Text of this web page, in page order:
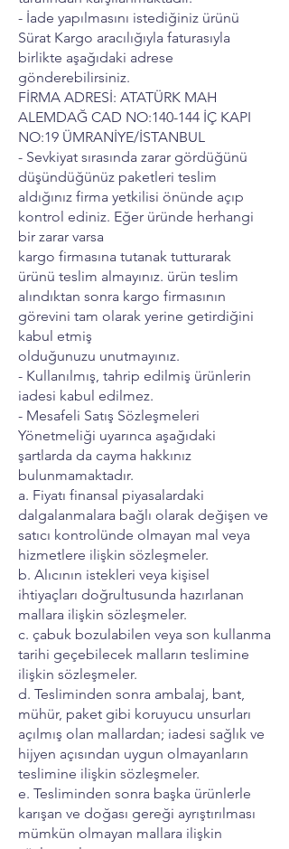
- İade yapılmasını istediğiniz ürünü
Sürat Kargo aracılığıyla faturasıyla
birlikte aşağıdaki adrese
gönderebilirsiniz.
FİRMA ADRESİ: ATATÜRK MAH
ALEMDAĞ CAD NO:140-144 İÇ KAPI
NO:19 ÜMRANİYE/İSTANBUL
- Sevkiyat sırasında zarar gördüğünü
düşündüğünüz paketleri teslim
aldığınız firma yetkilisi önünde açıp
kontrol ediniz. Eğer üründe herhangi
bir zarar varsa
kargo firmasına tutanak tutturarak
ürünü teslim almayınız. ürün teslim
alındıktan sonra kargo firmasının
görevini tam olarak yerine getirdiğini
kabul etmiş
olduğunuzu unutmayınız.
- Kullanılmış, tahrip edilmiş ürünlerin
iadesi kabul edilmez.
- Mesafeli Satış Sözleşmeleri
Yönetmeliği uyarınca aşağıdaki
şartlarda da cayma hakkınız
bulunmamaktadır.
a. Fiyatı finansal piyasalardaki
dalgalanmalara bağlı olarak değişen ve
satıcı kontrolünde olmayan mal veya
hizmetlere ilişkin sözleşmeler.
b. Alıcının istekleri veya kişisel
ihtiyaçları doğrultusunda hazırlanan
mallara ilişkin sözleşmeler.
c. çabuk bozulabilen veya son kullanma
tarihi geçebilecek malların teslimine
ilişkin sözleşmeler.
d. Tesliminden sonra ambalaj, bant,
mühür, paket gibi koruyucu unsurları
açılmış olan mallardan; iadesi sağlık ve
hijyen açısından uygun olmayanların
teslimine ilişkin sözleşmeler.
e. Tesliminden sonra başka ürünlerle
karışan ve doğası gereği ayrıştırılması
mümkün olmayan mallara ilişkin